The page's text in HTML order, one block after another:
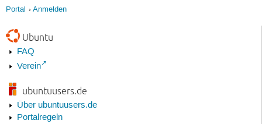
Portal Anmelden
Ubuntu
FAQ
Verein
ubuntuusers.de
Über ubuntuusers.de
Portalregeln